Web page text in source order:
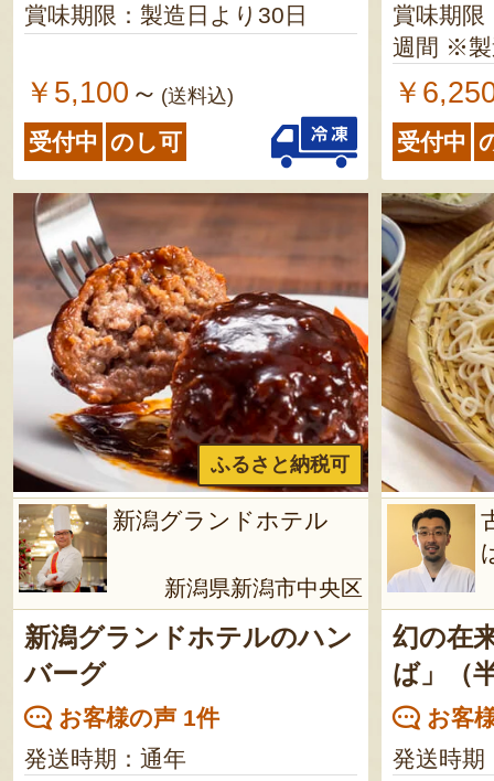
賞味期限：製造日より30日
￥5,100 ～ (送料込)
受付中 のし可
賞味期限
週間
￥
受付中
ふるさと納税可
新潟グランドホテル
新潟県新潟市中央区
新潟グランドホテルのハン
バーグ
お客様の声 1件
発送時期：通年
幻の在
ば」（
お客
発送時期